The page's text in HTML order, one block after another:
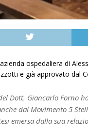
ospedaliera di
e già approvato dal
Dott. Giancarlo Forno
dal Movimento 5
emersa dalla sua